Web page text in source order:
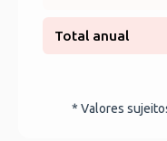
Total anual
* Valores